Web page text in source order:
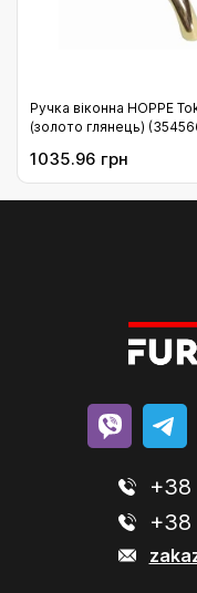
Ручка віконна HOPPE
(золото глянець)
1035.96 грн
+38